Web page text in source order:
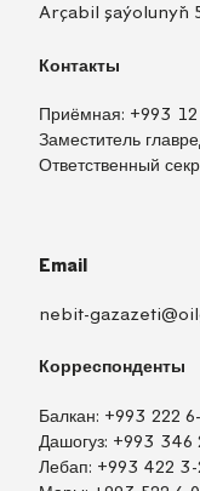
Arçabil şaýolunyň
Контакты
Приёмная: +993
Заместитель
Ответственный
Email
nebit-
Корреспонденты
Балкан: +993 222
Дашогуз: +993 346
Лебап: +993 422 3-